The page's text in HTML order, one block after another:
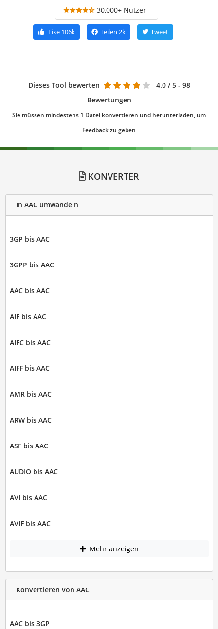
30,000+ Nutzer
Like 106k Teilen 2k Tweet
Dieses Tool bewerten 4.0 / 5 - 98
Bewertungen
Sie müssen mindestens 1 Datei konvertieren und herunterladen, um
Feedback zu geben
KONVERTER
In AAC umwandeln
3GP bis AAC
3GPP bis AAC
AAC bis AAC
AIF bis AAC
AIFC bis AAC
AIFF bis AAC
AMR bis AAC
ARW bis AAC
ASF bis AAC
AUDIO bis AAC
AVI bis AAC
AVIF bis AAC
Mehr anzeigen
Konvertieren von AAC
AAC bis 3GP